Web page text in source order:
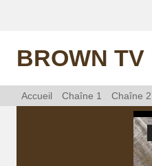
BROWN TV
Accueil Chaîne 1 Chaîne 2